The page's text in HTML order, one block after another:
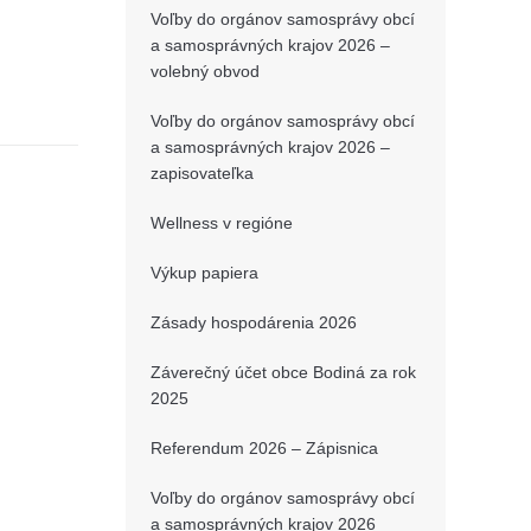
Voľby do orgánov samosprávy obcí
a samosprávných krajov 2026 –
volebný obvod
Voľby do orgánov samosprávy obcí
a samosprávných krajov 2026 –
zapisovateľka
Wellness v regióne
Výkup papiera
Zásady hospodárenia 2026
Záverečný účet obce Bodiná za rok
2025
Referendum 2026 – Zápisnica
Voľby do orgánov samosprávy obcí
a samosprávných krajov 2026